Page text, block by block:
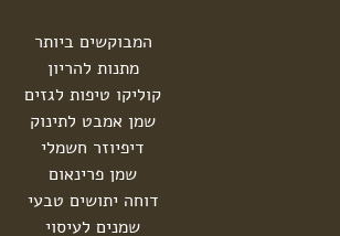
המבוקשים ביותר
מתנות להריון
קוליקו טיפות לגזים
שמן אמבט לתינוק
דיפיוזר חשמלי
שמן פרינאום
דוחה יתושים טבעי
שמנים לעיסוי